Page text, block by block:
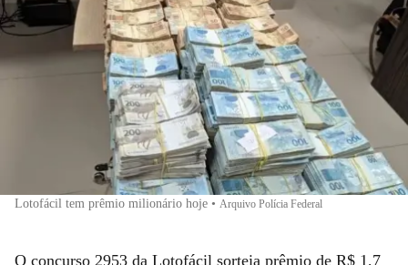
Lotofácil tem prêmio milionário hoje • Arquivo Polícia Federal
O concurso 2953 da Lotofácil sorteia prêmio de R$ 1,7